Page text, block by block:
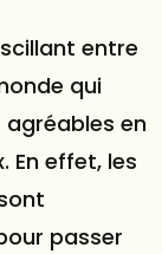
entre
qui
en
En effet, les
passer